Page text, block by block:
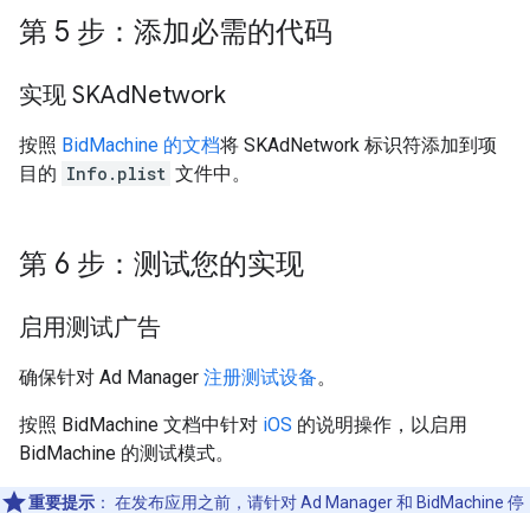
第 5 步：添加必需的代码
实现 SKAdNetwork
按照 BidMachine 的文档将 SKAdNetwork 标识符添加到项
目的 Info.plist 文件中。
第 6 步：测试您的实现
启用测试广告
确保针对 Ad Manager 注册测试设备。
按照 BidMachine 文档中针对 iOS 的说明操作，以启用
BidMachine 的测试模式。
重要提示 ： 在发布应用之前，请针对 Ad Manager 和 BidMachine 停